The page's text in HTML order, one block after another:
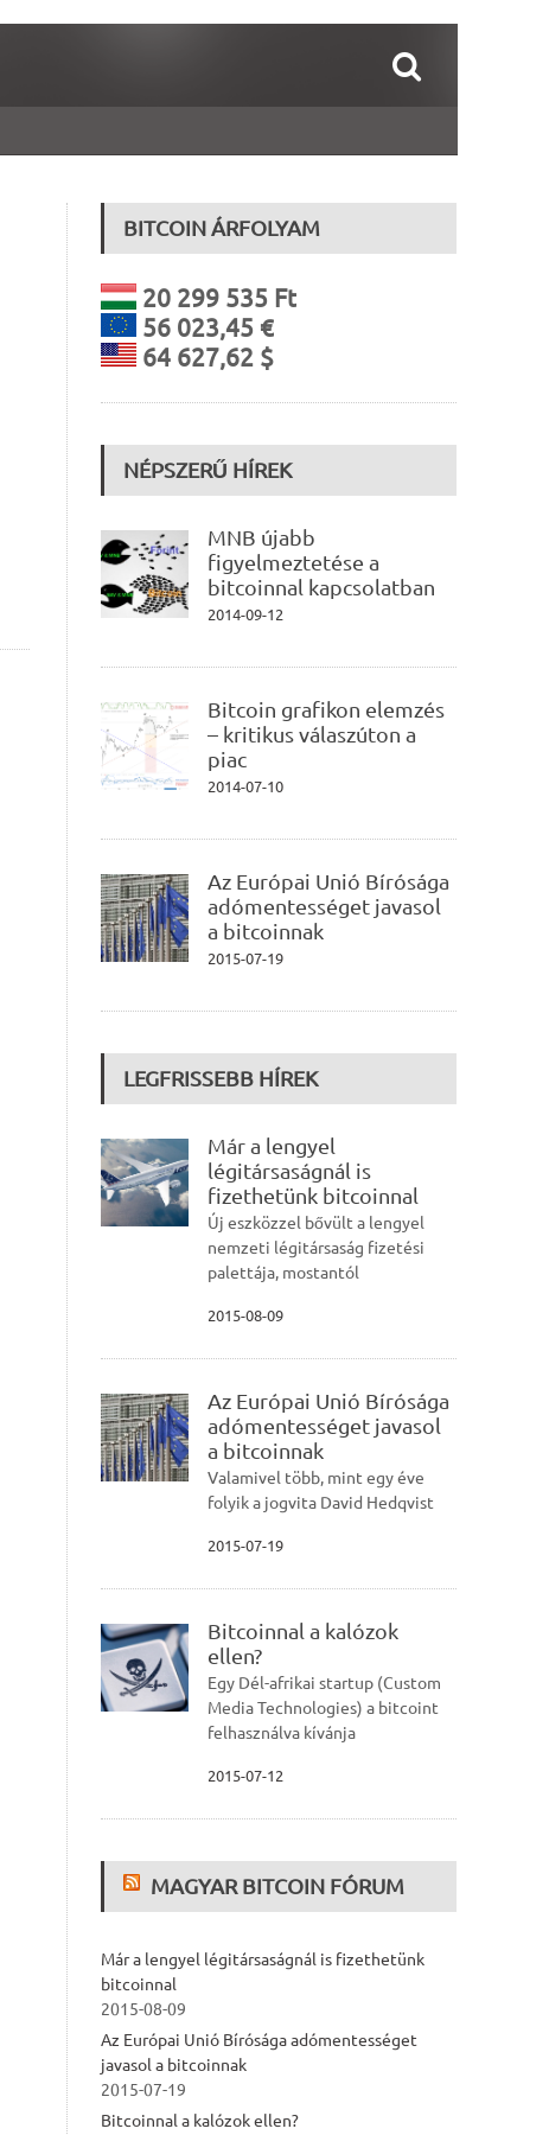
BITCOIN ÁRFOLYAM
20 299 535 Ft
56 023,45 €
64 627,62 $
NÉPSZERŰ HÍREK
MNB újabb
figyelmeztetése a
bitcoinnal kapcsolatban
2014-09-12
Bitcoin grafikon elemzés
– kritikus válaszúton a
piac
2014-07-10
Az Európai Unió Bírósága
adómentességet javasol
a bitcoinnak
2015-07-19
LEGFRISSEBB HÍREK
Már a lengyel
légitársaságnál is
fizethetünk bitcoinnal
Új eszközzel bővült a lengyel
nemzeti légitársaság fizetési
palettája, mostantól
2015-08-09
Az Európai Unió Bírósága
adómentességet javasol
a bitcoinnak
Valamivel több, mint egy éve
folyik a jogvita David Hedqvist
2015-07-19
Bitcoinnal a kalózok
ellen?
Egy Dél-afrikai startup (Custom
Media Technologies) a bitcoint
felhasználva kívánja
2015-07-12
MAGYAR BITCOIN FÓRUM
Már a lengyel légitársaságnál is fizethetünk
bitcoinnal
2015-08-09
Az Európai Unió Bírósága adómentességet
javasol a bitcoinnak
2015-07-19
Bitcoinnal a kalózok ellen?